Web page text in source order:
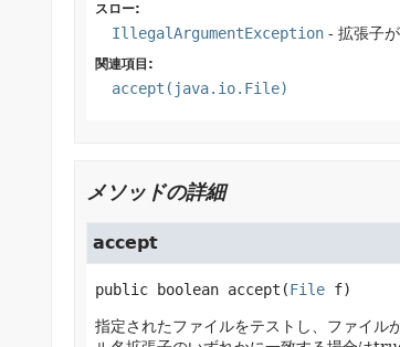
スロー:
IllegalArgumentException- 拡張子が
関連項目:
accept(java.io.File)
メソッドの詳細
accept
public boolean accept (File f)
指定されたファイルをテストし、ファイル